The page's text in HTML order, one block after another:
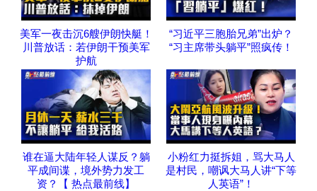
美军一夜击沉6艘伊朗快艇！
川普放话：若伊朗干预美军
护航
“习近平三胞胎兄弟”出炉？
“习主席带头躺平”照疯传！
谁在逼大陆年轻人谋反？躺
平成间谍，境外势力发工
资？【 热点最前线】
小粉红力挺拆姐，骂大马人
是村民，嘲讽大马人讲“下等
人英语”！